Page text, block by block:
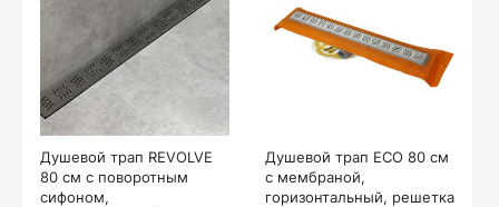
Душевой трап REVOLVE
80 см с поворотным
сифоном,
Душевой трап ECO 80 см
с мембраной,
горизонтальный, решетка